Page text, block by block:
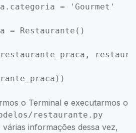
= 'Gourmet'
= Restaurante()
o Terminal e executarmos o
restaurante.py
informações dessa vez,